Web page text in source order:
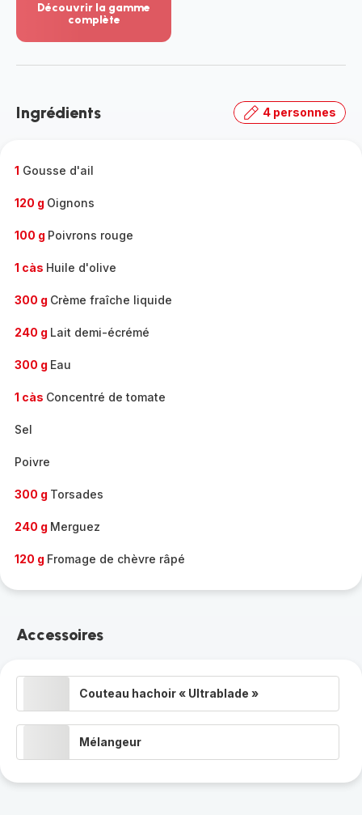
Découvrir la gamme
complète
-
gamme
Ingrédients 4 personnes
1 Gousse d'ail
120 g Oignons
100 g Poivrons rouge
1 càs Huile d'olive
300 g Crème fraîche liquide
240 g Lait demi-écrémé
300 g Eau
1 càs Concentré de tomate
Sel
Poivre
300 g Torsades
240 g Merguez
120 g Fromage de chèvre râpé
Accessoires
Couteau hachoir « Ultrablade »
Mélangeur